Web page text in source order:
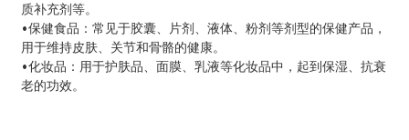
质补充剂等。
•保健食品：常见于胶囊、片剂、液体、粉剂等剂型的保健产品，
用于维持皮肤、关节和骨骼的健康。
•化妆品：用于护肤品、面膜、乳液等化妆品中，起到保湿、抗衰
老的功效。